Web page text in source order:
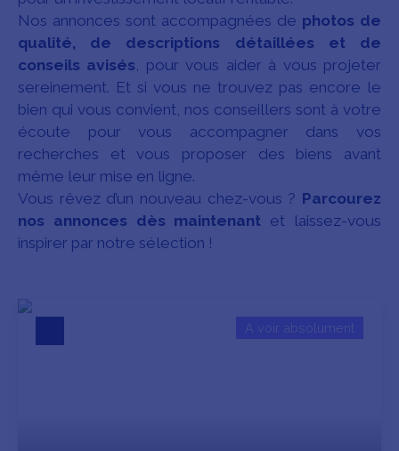
Nos annonces sont accompagnées de photos de
qualité, de descriptions détaillées et de
conseils avisés, pour vous aider à vous projeter
sereinement. Et si vous ne trouvez pas encore le
bien qui vous convient, nos conseillers sont à votre
écoute pour vous accompagner dans vos
recherches et vous proposer des biens avant
même leur mise en ligne.
Vous rêvez d’un nouveau chez-vous ? Parcourez
nos annonces dès maintenant et laissez-vous
inspirer par notre sélection !
A voir absolument